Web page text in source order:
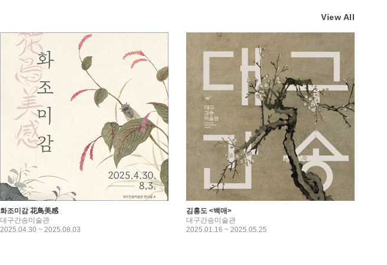
View All
화조미감 花鳥美感
대구간송미술관
2025.04.30 ~ 2025.08.03
김홍도 <백매>
대구간송미술관
2025.01.16 ~ 2025.05.25